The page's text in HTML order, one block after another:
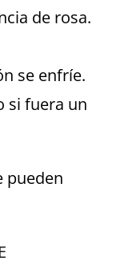
de rosa.
se enfríe.
si fuera un
pueden